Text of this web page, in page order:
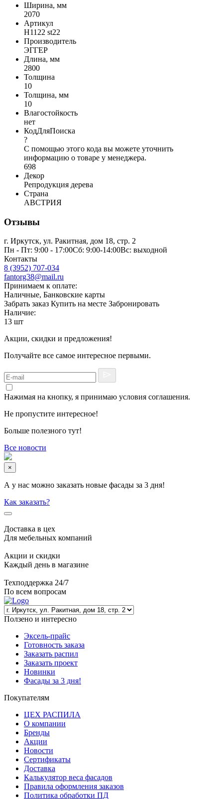
Ширина, мм
2070
Артикул
H1122 st22
Производитель
ЭГГЕР
Длина, мм
2800
Толщина
10
Толщина, мм
10
Влагостойкость
нет
КодДляПоиска
?
С помощью этого кода вы можете уточнить
информацию о товаре у менеджера.
698
Декор
Репродукция дерева
Страна
АВСТРИЯ
Отзывы
г. Иркутск, ул. Ракитная, дом 18, стр. 2
Пн - Пт: 9:00 - 17:00Сб: 9:00-14:00Вс: выходной
Контакты
8 (3952) 707-034
fantorg38@mail.ru
Принимаем к оплате:
Наличные, Банковские карты
Забрать заказ Купить на месте Забронировать
Наличие:
13 шт
Акции, скидки и предложения!
Получайте все самое интересное первыми.
Нажимая на кнопку, я принимаю условия соглашения.
Не пропустите интересное!
Больше полезного тут!
Все новости
×
А у нас можно заказать новые фасады за 3 дня!
Как заказать?
Доставка в цех
Для мебельных компаний
Акции и скидки
Каждый день в магазине
Техподдержка 24/7
По всем вопросам
Ползено и интересно
Эксель-прайс
Готовность заказа
Заказать распил
Заказать проект
Новинки
Фасады за 3 дня!
Покупателям
ЦЕХ РАСПИЛА
О компании
Бренды
Акции
Новости
Сертификаты
Доставка
Калькулятор веса фасадов
Правила оформления заказов
Политика обработки ПД